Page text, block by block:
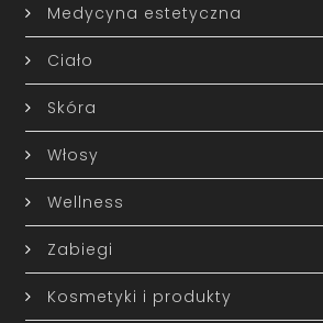
Medycyna estetyczna
Ciało
Skóra
Włosy
Wellness
Zabiegi
Kosmetyki i produkty